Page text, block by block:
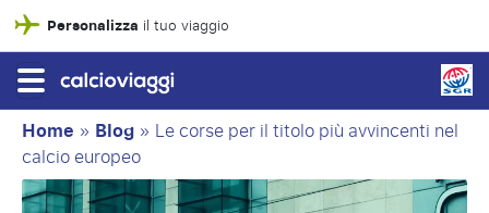
Personalizza il tuo viaggio
Home » Blog » Le corse per il titolo più avvincenti nel
calcio europeo